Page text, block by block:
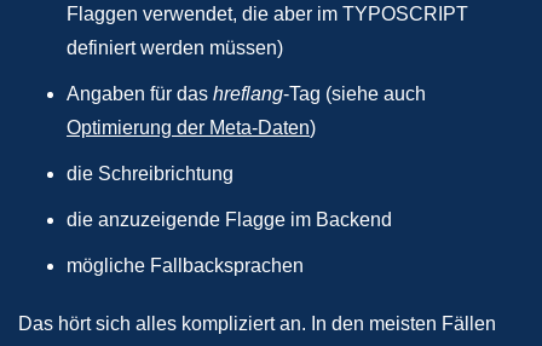
Flaggen verwendet, die aber im TYPOSCRIPT
definiert werden müssen)
Angaben für das hreflang-Tag (siehe auch
Optimierung der Meta-Daten)
die Schreibrichtung
die anzuzeigende Flagge im Backend
mögliche Fallbacksprachen
Das hört sich alles kompliziert an. In den meisten Fällen